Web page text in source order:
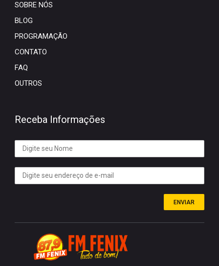
SOBRE NÓS
BLOG
PROGRAMAÇÃO
CONTATO
FAQ
OUTROS
Receba Informações
ENVIAR